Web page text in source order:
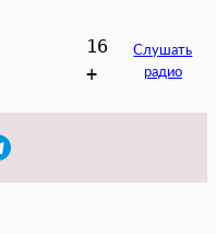
16
+
Слушать
радио